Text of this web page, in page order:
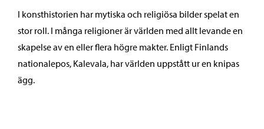
I konsthistorien har mytiska och religiösa bilder spelat en
stor roll. I många religioner är världen med allt levande en
skapelse av en eller flera högre makter. Enligt Finlands
nationalepos, Kalevala, har världen uppstått ur en knipas
ägg.